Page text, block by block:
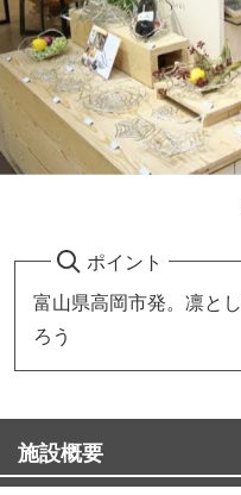
ポイント
富山県高岡市発。凛と
ろう
施設概要